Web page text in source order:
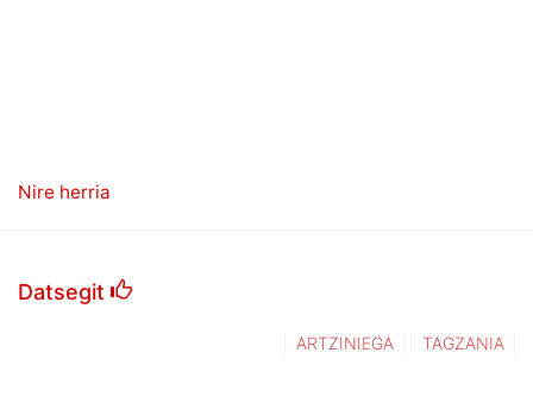
Nire herria
Datsegit
ARTZINIEGA TAGZANIA